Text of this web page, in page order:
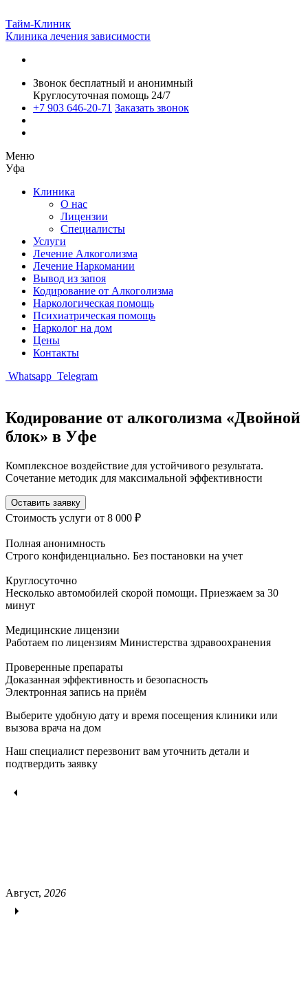
Тайм-Клиник
Клиника лечения зависимости
Звонок бесплатный и анонимный
Круглосуточная помощь 24/7
+7 903 646-20-71 Заказать звонок
Меню
Уфа
Клиника
О нас
Лицензии
Специалисты
Услуги
Лечение Алкоголизма
Лечение Наркомании
Вывод из запоя
Кодирование от Алкоголизма
Наркологическая помощь
Психиатрическая помощь
Нарколог на дом
Цены
Контакты
Whatsapp Telegram
Кодирование от алкоголизма «Двойной
блок» в Уфе
Комплексное воздействие для устойчивого результата.
Сочетание методик для максимальной эффективности
Оставить заявку
Стоимость услуги от 8 000 ₽
Полная анонимность
Строго конфиденциально. Без постановки на учет
Круглосуточно
Несколько автомобилей скорой помощи. Приезжаем за 30
минут
Медицинские лицензии
Работаем по лицензиям Министерства здравоохранения
Проверенные препараты
Доказанная эффективность и безопасность
Электронная запись на приём
Выберите удобную дату и время посещения клиники или
вызова врача на дом
Наш специалист перезвонит вам уточнить детали и
подтвердить заявку
Август, 2026